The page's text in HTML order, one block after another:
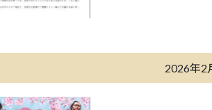
2026年2